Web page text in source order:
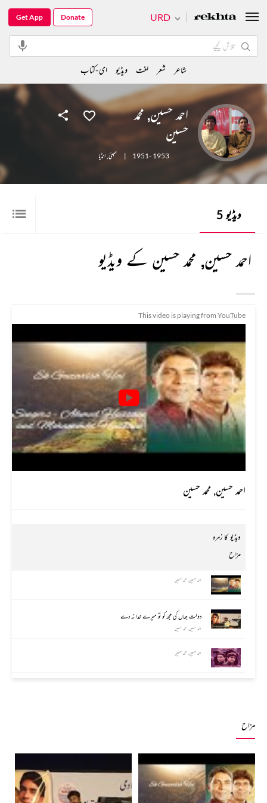
احمد حسین, محمد
حسین
1951- 1953
| ممبئی,انڈیا
ویڈیو 5
احمد حسین, محمد حسین کے ویڈیو
This video is playing from YouTube
احمد حسین, محمد حسین
ویڈیو کا زمرہ
مزاح
احمد حسین, محمد حسین
دولت جہاں کی مجھ کو تو میرے خدا نہ دے
احمد حسین, محمد حسین
احمد حسین, محمد حسین
مزاح
URD
Get App Donate
شاعر شعر لغت ویڈیو ای-کتاب